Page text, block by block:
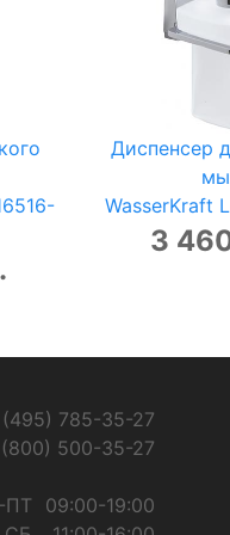
Диспенсер
WasserKraft
3
785-35-27
500-35-27
ПТ
09:00-19:00